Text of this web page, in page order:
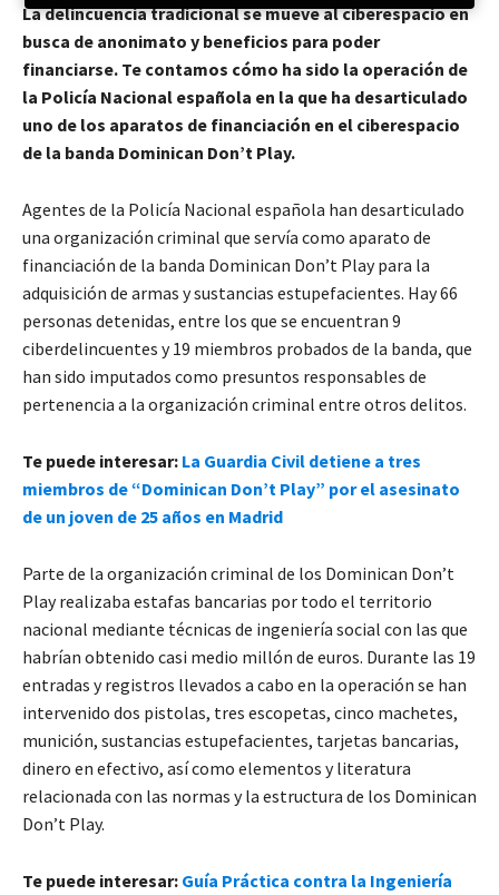
La delincuencia tradicional se mueve al ciberespacio en
busca de anonimato y beneficios para poder
financiarse. Te contamos cómo ha sido la operación de
la Policía Nacional española en la que ha desarticulado
uno de los aparatos de financiación en el ciberespacio
de la banda Dominican Don’t Play.
Agentes de la Policía Nacional española han desarticulado
una organización criminal que servía como aparato de
financiación de la banda Dominican Don’t Play para la
adquisición de armas y sustancias estupefacientes. Hay 66
personas detenidas, entre los que se encuentran 9
ciberdelincuentes y 19 miembros probados de la banda, que
han sido imputados como presuntos responsables de
pertenencia a la organización criminal entre otros delitos.
Te puede interesar: La Guardia Civil detiene a tres
miembros de “Dominican Don’t Play” por el asesinato
de un joven de 25 años en Madrid
Parte de la organización criminal de los Dominican Don’t
Play realizaba estafas bancarias por todo el territorio
nacional mediante técnicas de ingeniería social con las que
habrían obtenido casi medio millón de euros. Durante las 19
entradas y registros llevados a cabo en la operación se han
intervenido dos pistolas, tres escopetas, cinco machetes,
munición, sustancias estupefacientes, tarjetas bancarias,
dinero en efectivo, así como elementos y literatura
relacionada con las normas y la estructura de los Dominican
Don’t Play.
Te puede interesar: Guía Práctica contra la Ingeniería